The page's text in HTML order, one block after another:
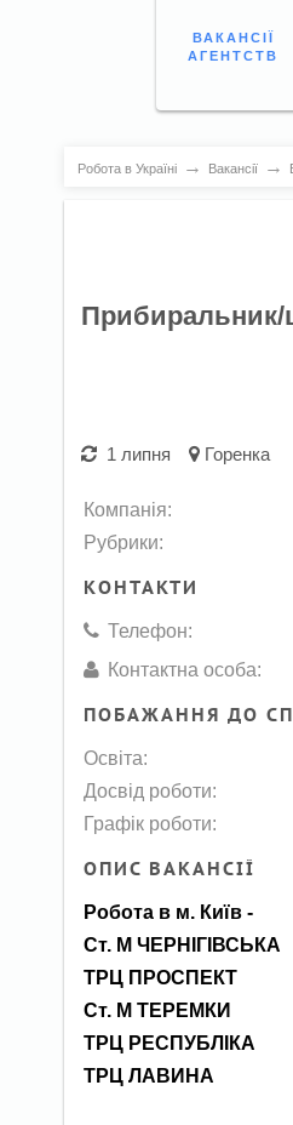
ВАКАНСІЇ
АГЕНТСТВ
Робота в Україні → Вакансії →
Прибиральник/
1 липня Горенка
Компанія:
Рубрики:
КОНТАКТИ
Телефон:
Контактна особа:
ПОБАЖАННЯ ДО
Освіта:
Досвід роботи:
Графік роботи:
ОПИС ВАКАНСІЇ
Робота в м. Київ -
Ст. М ЧЕРНІГІВСЬКА
ТРЦ ПРОСПЕКТ
Ст. М ТЕРЕМКИ
ТРЦ РЕСПУБЛІКА
ТРЦ ЛАВИНА